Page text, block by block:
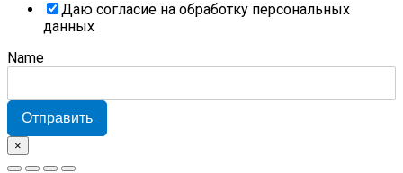
Даю согласие на обработку персональных
данных
Name
Отправить
×